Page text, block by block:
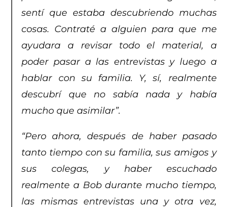
sentí que estaba descubriendo muchas
cosas. Contraté a alguien para que me
ayudara a revisar todo el material, a
poder pasar a las entrevistas y luego a
hablar con su familia. Y, sí, realmente
descubrí que no sabía nada y había
mucho que asimilar”.
“Pero ahora, después de haber pasado
tanto tiempo con su familia, sus amigos y
sus colegas, y haber escuchado
realmente a Bob durante mucho tiempo,
las mismas entrevistas una y otra vez,